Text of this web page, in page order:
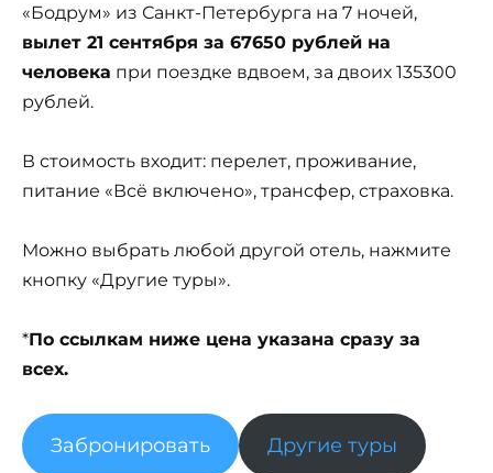
«Бодрум» из Санкт-Петербурга на 7 ночей,
вылет 21 сентября за 67650 рублей на
человека при поездке вдвоем, за двоих 135300
рублей.
В стоимость входит: перелет, проживание,
питание «Всё включено», трансфер, страховка.
Можно выбрать любой другой отель, нажмите
кнопку «Другие туры».
*По ссылкам ниже цена указана сразу за
всех.
Забронировать Другие туры